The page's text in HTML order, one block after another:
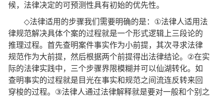
候，法律决定的可预测性具有初始的优先性。
◇法律适用的步骤我们需要明确的是： ①法律人适用法
律规范解决具体个案的过程就是一个形式逻辑上三段论的
推理过程。首先查明案件事实作为小前提，其次寻求法律
规范作为大前提，然后根据两个前提得出法律结论。 ②在实
际的法律实践中，三个步骤界限模糊并可以仙湖转化。如
查明事实的过程就是目光在事实和规范之间流连反转来回
穿梭的过程。 ③法律人通过法律解释就是要对一般和个别之